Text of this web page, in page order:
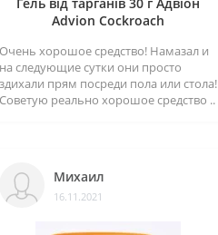
Advion Cockroach
Очень хорошое средство! Намазал и
на следующие сутки они просто
здихали прям посреди пола или стола!
Советую реально хорошое средство ..
Михаил
16.11.2021